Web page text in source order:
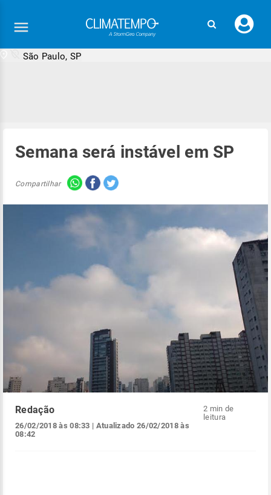
seu
São Paulo, SP
Semana será instável em SP
Compartilhar
Redação
26/02/2018 às 08:33 | Atualizado 26/02/2018 às
08:42
2 min de
leitura